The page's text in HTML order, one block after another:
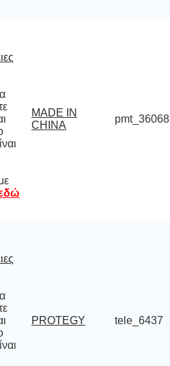
MADE IN
CHINA
pmt_36068
PROTEGY tele_6437